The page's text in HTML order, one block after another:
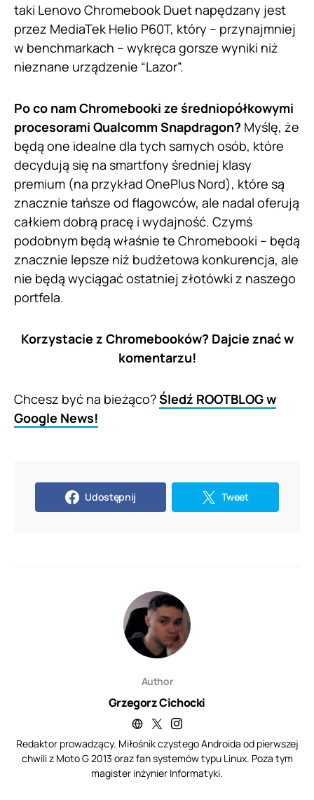
taki Lenovo Chromebook Duet napędzany jest
przez MediaTek Helio P60T, który – przynajmniej
w benchmarkach – wykręca gorsze wyniki niż
nieznane urządzenie “Lazor”.
Po co nam Chromebooki ze średniopółkowymi
procesorami Qualcomm Snapdragon? Myślę, że
będą one idealne dla tych samych osób, które
decydują się na smartfony średniej klasy
premium (na przykład OnePlus Nord), które są
znacznie tańsze od flagowców, ale nadal oferują
całkiem dobrą pracę i wydajność. Czymś
podobnym będą właśnie te Chromebooki – będą
znacznie lepsze niż budżetowa konkurencja, ale
nie będą wyciągać ostatniej złotówki z naszego
portfela.
Korzystacie z Chromebooków? Dajcie znać w
komentarzu!
Chcesz być na bieżąco?Śledź ROOTBLOG w
Google News!
Udostępnij Tweet
Author
Grzegorz Cichocki
Redaktor prowadzący. Miłośnik czystego Androida od pierwszej
chwili z Moto G 2013 oraz fan systemów typu Linux. Poza tym
magister inżynier Informatyki.